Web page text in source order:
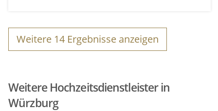
Weitere 14 Ergebnisse anzeigen
Weitere Hochzeitsdienstleister in
Würzburg